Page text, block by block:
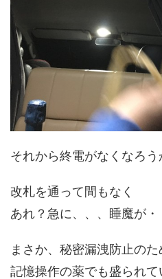
それから終電がなくなろう
改札を通って間もなく
あれ？急に、、、睡魔が・
まさか、秘密漏洩防止のた
記憶操作の薬でも盛られて